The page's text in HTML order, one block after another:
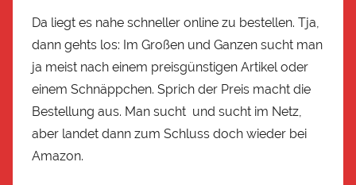
Da liegt es nahe schneller online zu bestellen. Tja,
dann gehts los: Im Großen und Ganzen sucht man
ja meist nach einem preisgünstigen Artikel oder
einem Schnäppchen. Sprich der Preis macht die
Bestellung aus. Man sucht und sucht im Netz,
aber landet dann zum Schluss doch wieder bei
Amazon.